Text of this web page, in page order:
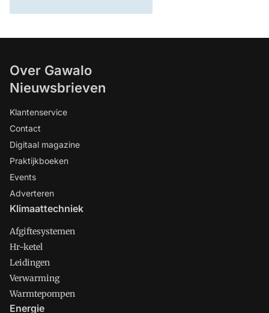
Over Gawalo
Nieuwsbrieven
Klantenservice
Contact
Digitaal magazine
Praktijkboeken
Events
Adverteren
Klimaattechniek
Afgiftesystemen
Hr-ketel
Leidingen
Verwarming
Warmtepompen
Energie